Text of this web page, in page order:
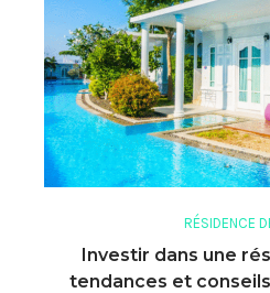
RÉSIDENCE
Investir dans une
tendances et